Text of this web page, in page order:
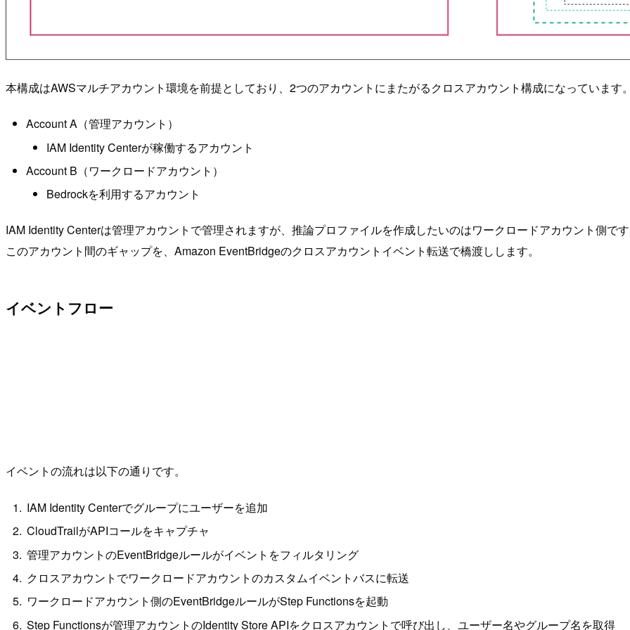
本構成はAWSマルチアカウント環境を前提としており、2つのアカウントにまたがるクロスアカウント構成になっています
Account A（管理アカウント）
IAM Identity Centerが稼働するアカウント
Account B（ワークロードアカウント）
Bedrockを利用するアカウント
IAM Identity Centerは管理アカウントで管理されますが、推論プロファイルを作成したいのはワークロードアカウント側で
このアカウント間のギャップを、Amazon EventBridgeのクロスアカウントイベント転送で橋渡しします。
イベントフロー
イベントの流れは以下の通りです。
IAM Identity Centerでグループにユーザーを追加
CloudTrailがAPIコールをキャプチャ
管理アカウントのEventBridgeルールがイベントをフィルタリング
クロスアカウントでワークロードアカウントのカスタムイベントバスに転送
ワークロードアカウント側のEventBridgeルールがStep Functionsを起動
Step Functionsが管理アカウントのIdentity Store APIをクロスアカウントで呼び出し、ユーザー名やグループ名を取得